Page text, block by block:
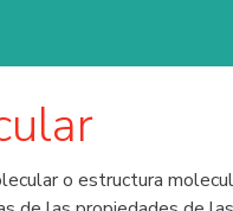
o estructura